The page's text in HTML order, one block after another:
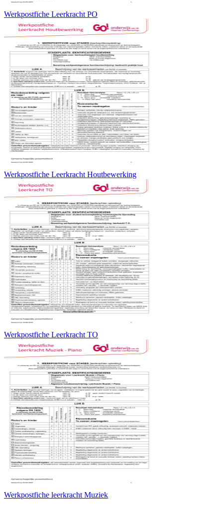
Werkpostfiche Leerkracht PO
Werkpostfiche Leerkracht Houtbewerking
Werkpostfiche Leerkracht TO
Werkpostfiche leerkracht Muziek